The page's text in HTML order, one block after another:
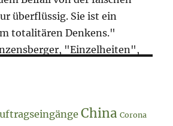
überflüssig. Sie ist ein
totalitären Denkens."
"Einzelheiten",
China Corona